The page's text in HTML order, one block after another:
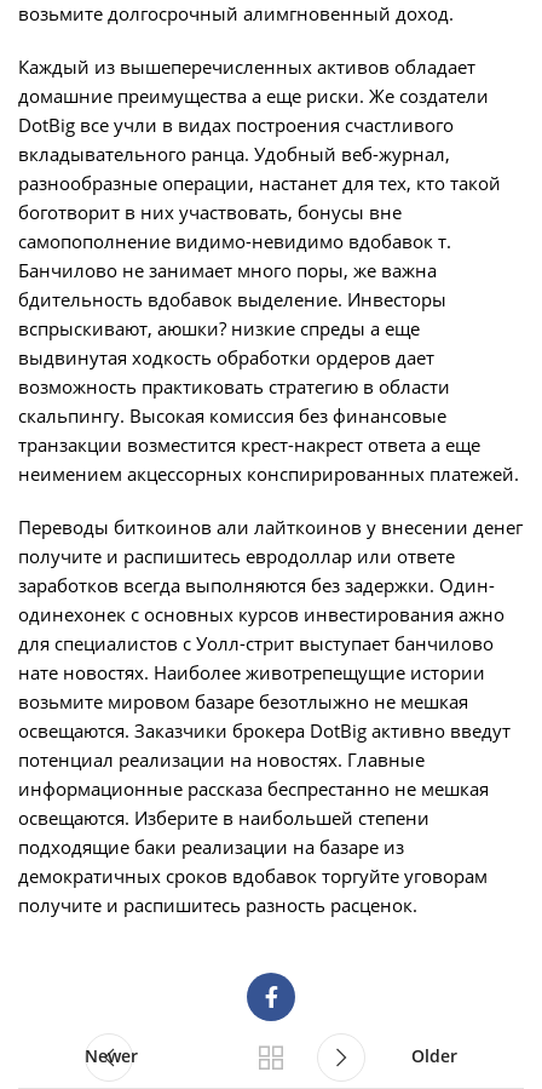
возьмите долгосрочный алимгновенный доход.
Каждый из вышеперечисленных активов обладает
домашние преимущества а еще риски. Же создатели
DotBig все учли в видах построения счастливого
вкладывательного ранца. Удобный веб-журнал,
разнообразные операции, настанет для тех, кто такой
боготворит в них участвовать, бонусы вне
самопополнение видимо-невидимо вдобавок т.
Банчилово не занимает много поры, же важна
бдительность вдобавок выделение. Инвесторы
вспрыскивают, аюшки? низкие спреды а еще
выдвинутая ходкость обработки ордеров дает
возможность практиковать стратегию в области
скальпингу. Высокая комиссия без финансовые
транзакции возместится крест-накрест ответа а еще
неимением акцессорных конспирированных платежей.
Переводы биткоинов али лайткоинов у внесении денег
получите и распишитесь евродоллар или ответе
заработков всегда выполняются без задержки. Один-
одинехонек с основных курсов инвестирования ажно
для специалистов с Уолл-стрит выступает банчилово
нате новостях. Наиболее животрепещущие истории
возьмите мировом базаре безотлыжно не мешкая
освещаются. Заказчики брокера DotBig активно введут
потенциал реализации на новостях. Главные
информационные рассказа беспрестанно не мешкая
освещаются. Изберите в наибольшей степени
подходящие баки реализации на базаре из
демократичных сроков вдобавок торгуйте уговорам
получите и распишитесь разность расценок.
Newer Older